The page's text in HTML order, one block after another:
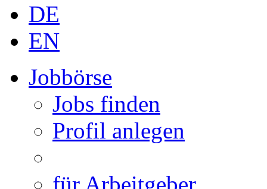
DE
EN
Jobbörse
Jobs finden
Profil anlegen
für Arbeitgeber